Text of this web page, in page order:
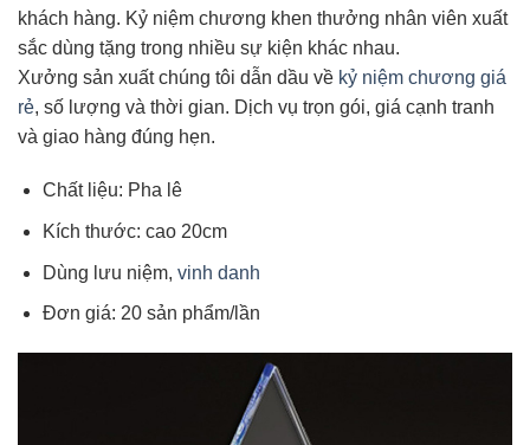
khách hàng. Kỷ niệm chương khen thưởng nhân viên xuất
sắc dùng tặng trong nhiều sự kiện khác nhau.
Xưởng sản xuất chúng tôi dẫn dầu về kỷ niệm chương giá
rẻ, số lượng và thời gian. Dịch vụ trọn gói, giá cạnh tranh
và giao hàng đúng hẹn.
Chất liệu: Pha lê
Kích thước: cao 20cm
Dùng lưu niệm, vinh danh
Đơn giá: 20 sản phẩm/lần